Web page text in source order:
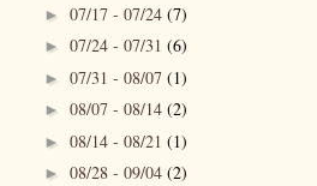
► 07/17 - 07/24 (7)
► 07/24 - 07/31 (6)
► 07/31 - 08/07 (1)
► 08/07 - 08/14 (2)
► 08/14 - 08/21 (1)
► 08/28 - 09/04 (2)